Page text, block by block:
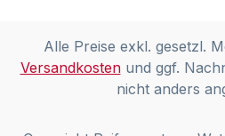
Alle Preise exkl. gesetzl.
Versandkostenund ggf.
nicht anders